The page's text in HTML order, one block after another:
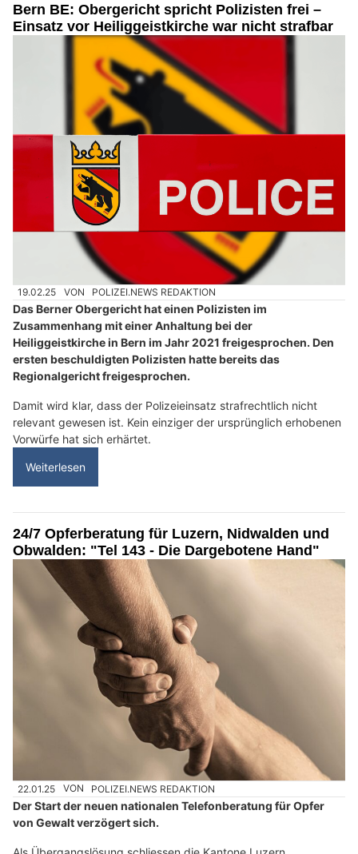
Bern BE: Obergericht spricht Polizisten frei –
Einsatz vor Heiliggeistkirche war nicht strafbar
19.02.25 VON POLIZEI.NEWS REDAKTION
Das Berner Obergericht hat einen Polizisten im
Zusammenhang mit einer Anhaltung bei der
Heiliggeistkirche in Bern im Jahr 2021 freigesprochen. Den
ersten beschuldigten Polizisten hatte bereits das
Regionalgericht freigesprochen.
Damit wird klar, dass der Polizeieinsatz strafrechtlich nicht
relevant gewesen ist. Kein einziger der ursprünglich erhobenen
Vorwürfe hat sich erhärtet.
Weiterlesen
24/7 Opferberatung für Luzern, Nidwalden und
Obwalden: "Tel 143 - Die Dargebotene Hand"
22.01.25 VON POLIZEI.NEWS REDAKTION
Der Start der neuen nationalen Telefonberatung für Opfer
von Gewalt verzögert sich.